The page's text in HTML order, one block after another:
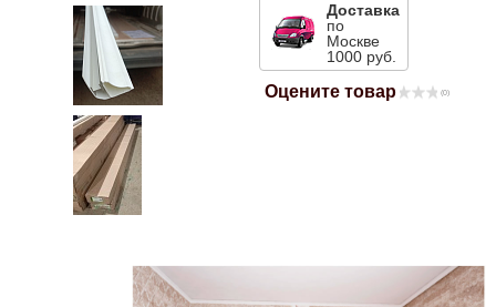
Доставка
по
Москве
1000 руб.
Оцените товар (0)
Renault